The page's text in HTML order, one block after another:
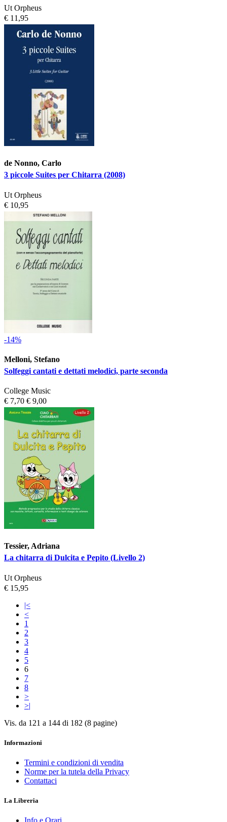
Ut Orpheus
€ 11,95
de Nonno, Carlo
3 piccole Suites per Chitarra (2008)
Ut Orpheus
€ 10,95
-14%
Melloni, Stefano
Solfeggi cantati e dettati melodici, parte seconda
College Music
€ 7,70 € 9,00
Tessier, Adriana
La chitarra di Dulcita e Pepito (Livello 2)
Ut Orpheus
€ 15,95
|<
<
1
2
3
4
5
6
7
8
>
>|
Vis. da 121 a 144 di 182 (8 pagine)
Informazioni
Termini e condizioni di vendita
Norme per la tutela della Privacy
Contattaci
La Libreria